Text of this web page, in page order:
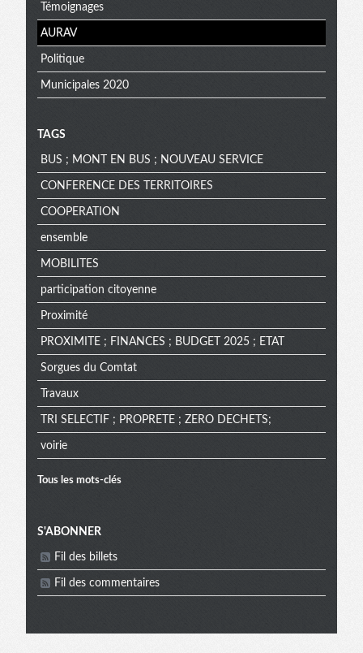
Témoignages
AURAV
Politique
Municipales 2020
TAGS
BUS ; MONT EN BUS ; NOUVEAU SERVICE
CONFERENCE DES TERRITOIRES
COOPERATION
ensemble
MOBILITES
participation citoyenne
Proximité
PROXIMITE ; FINANCES ; BUDGET 2025 ; ETAT
Sorgues du Comtat
Travaux
TRI SELECTIF ; PROPRETE ; ZERO DECHETS;
voirie
Tous les mots-clés
Menu
extra
S'ABONNER
Fil des billets
Fil des commentaires